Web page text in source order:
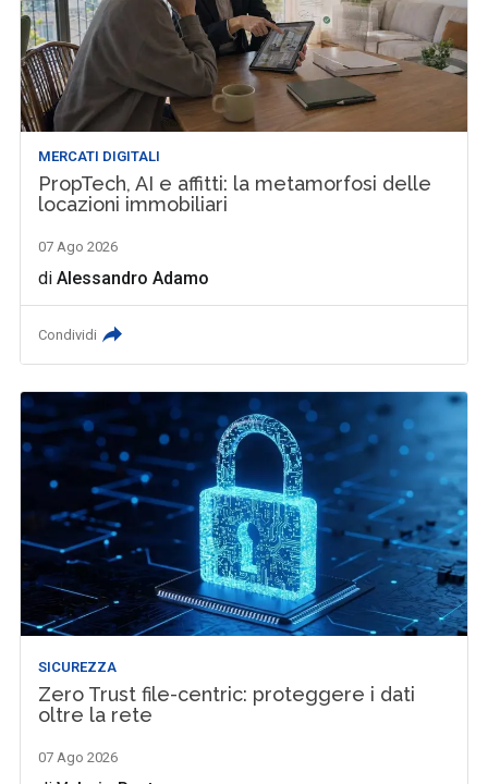
MERCATI DIGITALI
PropTech, AI e affitti: la metamorfosi delle
locazioni immobiliari
07 Ago 2026
diAlessandro Adamo
Condividi
SICUREZZA
Zero Trust file-centric: proteggere i dati
oltre la rete
07 Ago 2026